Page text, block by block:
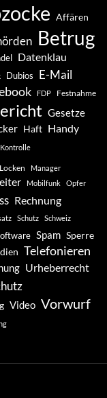
Affären
Betrug
Datenklau
Dubios E-Mail
FDP Festnahme
Gesetze
Haft Handy
Kontrolle
Locken Manager
Mobilfunk Opfer
Rechnung
Schutz Schweiz
Spam Sperre
Telefonieren
Urheberrecht
Video Vorwurf